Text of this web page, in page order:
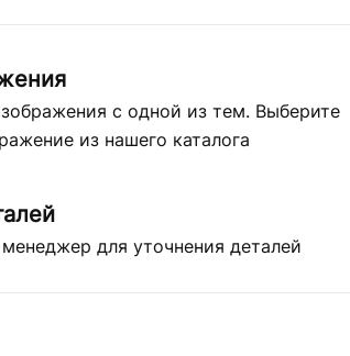
с одной из тем. Выберите
из нашего каталога
для уточнения деталей